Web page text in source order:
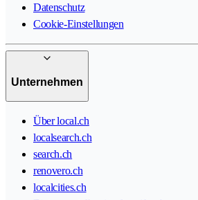
Datenschutz
Cookie-Einstellungen
Unternehmen
Über local.ch
localsearch.ch
search.ch
renovero.ch
localcities.ch